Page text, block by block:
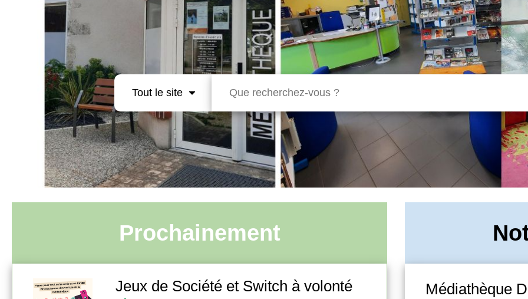
Tout le site
Prochainement
Jeux de Société et Switch à volonté
Théâtre
Médiathèque De Huisseau-Sur-Cosson Médiathèque